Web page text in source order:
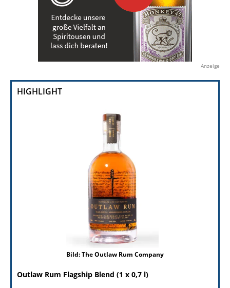
Anzeige
HIGHLIGHT
Bild: The Outlaw Rum Company
Outlaw Rum Flagship Blend (1 x 0,7 l)